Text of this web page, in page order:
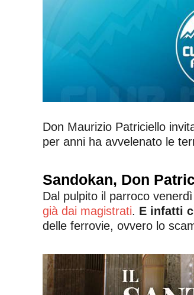
Don Maurizio Patriciello
per anni ha avvelenato le
Sandokan, Don
Dal pulpito il parroco
già dai magistrati. E infatti
delle ferrovie, ovvero lo